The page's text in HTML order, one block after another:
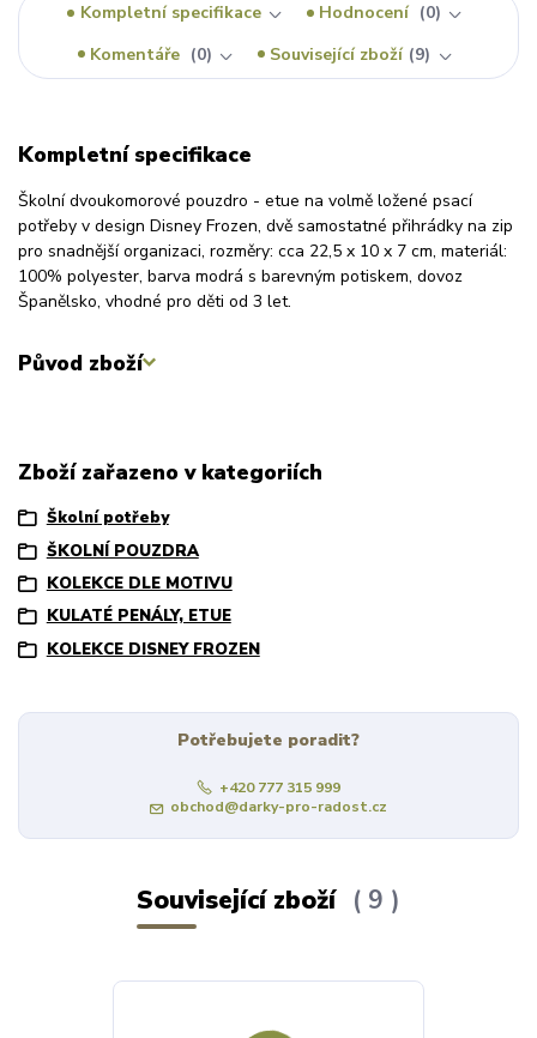
Kompletní specifikace Hodnocení
0
Komentáře
0 Související zboží 9
Kompletní specifikace
Školní dvoukomorové pouzdro - etue na volmě ložené psací
potřeby v design Disney Frozen, dvě samostatné přihrádky na zip
pro snadnější organizaci, rozměry: cca 22,5 x 10 x 7 cm, materiál:
100% polyester, barva modrá s barevným potiskem, dovoz
Španělsko, vhodné pro děti od 3 let.
Původ zboží
Zboží zařazeno v kategoriích
Školní potřeby
ŠKOLNÍ POUZDRA
KOLEKCE DLE MOTIVU
KULATÉ PENÁLY, ETUE
KOLEKCE DISNEY FROZEN
Potřebujete poradit?
+420 777 315 999
obchod@darky-pro-radost.cz
Související zboží 9